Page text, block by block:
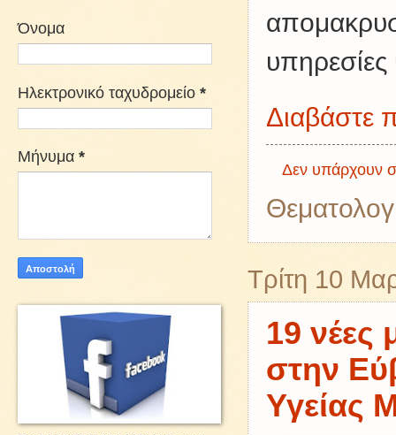
υπηρεσίες
Διαβάστε
Δεν υπάρχουν
Τρίτη 10
19 νέες
στην
Υγείας
Όνομα
Ηλεκτρονικό ταχυδρομείο *
Μήνυμα *